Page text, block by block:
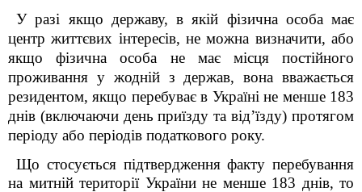
У разі якщо державу, в якій фізична особа має
центр життєвих інтересів, не можна визначити, або
якщо фізична особа не має місця постійного
проживання у жодній з держав, вона вважається
резидентом, якщо перебуває в Україні не менше 183
днів (включаючи день приїзду та від’їзду) протягом
періоду або періодів податкового року.
Що стосується підтвердження факту перебування
на митній території України не менше 183 днів, то